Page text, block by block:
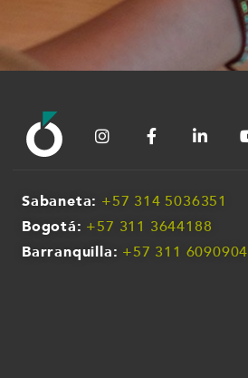
Sabaneta: +57 314 5036351
Bogotá: +57 311 3644188
Barranquilla: +57 311 6090904